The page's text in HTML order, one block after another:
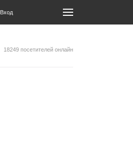
Вход
18249 посетителей онлайн